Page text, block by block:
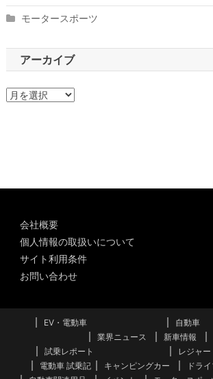
モータースポーツ
アーカイブ
ア
会社概要
個人情報の取扱いについて
サイト利用条件
お問い合わせ
EV・電動車
自動車
業界ニュース
新車情報
試乗レポート
電動車 試乗記
レジャー
キャンピングカー
ドラ